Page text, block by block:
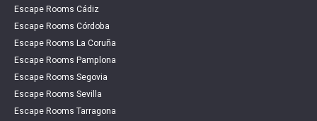
Escape Rooms Cádiz
Escape Rooms Córdoba
Escape Rooms La Coruña
Escape Rooms Pamplona
Escape Rooms Segovia
Escape Rooms Sevilla
Escape Rooms Tarragona